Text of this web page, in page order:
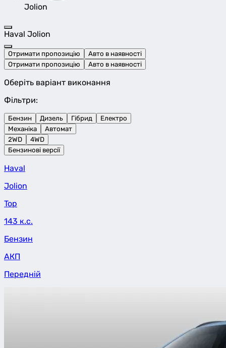
Jolion
Haval Jolion
Отримати пропозицію
Авто в наявності
Отримати пропозицію
Авто в наявності
Оберіть варіант виконання
Фільтри:
Бензин Дизель Гібрид
Електро
Механіка
Автомат
2WD
4WD
Бензинові версії
Haval
Jolion
Top
143 к.с.
Бензин
АКП
Передній